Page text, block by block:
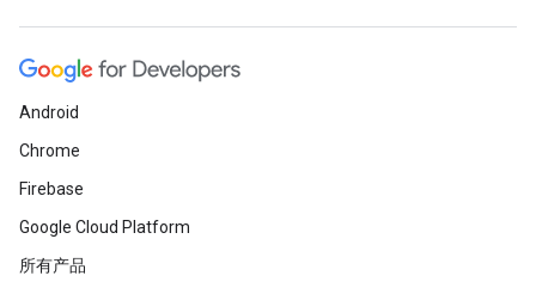
Android
Chrome
Firebase
Google Cloud Platform
所有产品